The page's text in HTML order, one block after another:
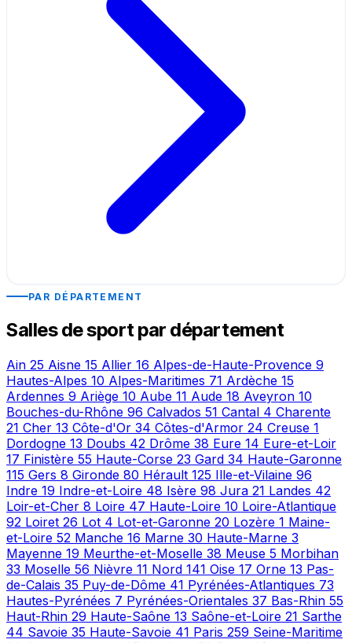
PAR DÉPARTEMENT
Salles de sport par département
Ain 25 Aisne 15 Allier 16 Alpes-de-Haute-Provence 9
Hautes-Alpes 10 Alpes-Maritimes 71 Ardèche 15
Ardennes 9 Ariège 10 Aube 11 Aude 18 Aveyron 10
Bouches-du-Rhône 96 Calvados 51 Cantal 4 Charente
21 Cher 13 Côte-d'Or 34 Côtes-d'Armor 24 Creuse 1
Dordogne 13 Doubs 42 Drôme 38 Eure 14 Eure-et-Loir
17 Finistère 55 Haute-Corse 23 Gard 34 Haute-Garonne
115 Gers 8 Gironde 80 Hérault 125 Ille-et-Vilaine 96
Indre 19 Indre-et-Loire 48 Isère 98 Jura 21 Landes 42
Loir-et-Cher 8 Loire 47 Haute-Loire 10 Loire-Atlantique
92 Loiret 26 Lot 4 Lot-et-Garonne 20 Lozère 1 Maine-
et-Loire 52 Manche 16 Marne 30 Haute-Marne 3
Mayenne 19 Meurthe-et-Moselle 38 Meuse 5 Morbihan
33 Moselle 56 Nièvre 11 Nord 141 Oise 17 Orne 13 Pas-
de-Calais 35 Puy-de-Dôme 41 Pyrénées-Atlantiques 73
Hautes-Pyrénées 7 Pyrénées-Orientales 37 Bas-Rhin 55
Haut-Rhin 29 Haute-Saône 13 Saône-et-Loire 21 Sarthe
44 Savoie 35 Haute-Savoie 41 Paris 259 Seine-Maritime